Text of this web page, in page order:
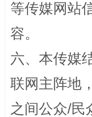
“蜀中异人”王建
等传媒网站
容。
六、本传媒
联网主阵地
之间公众/民